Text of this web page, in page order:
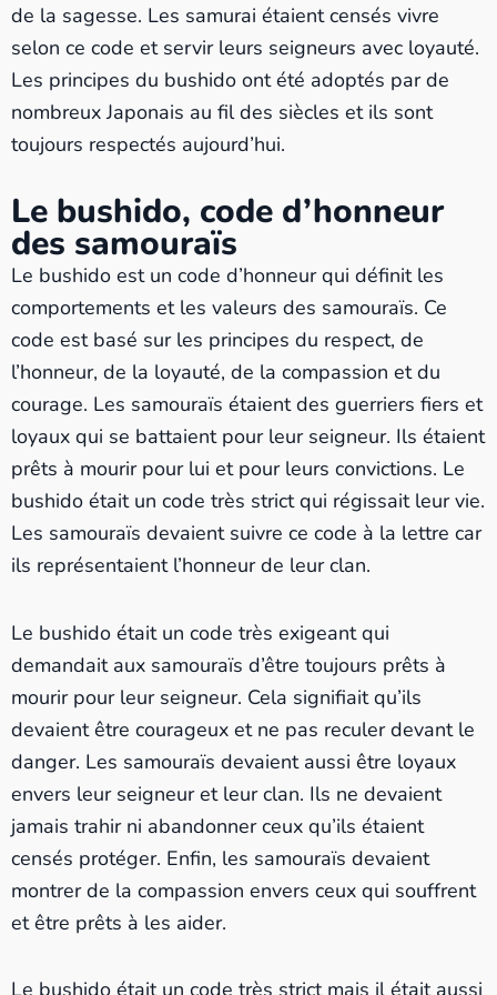
de la sagesse. Les samurai étaient censés vivre
selon ce code et servir leurs seigneurs avec loyauté.
Les principes du bushido ont été adoptés par de
nombreux Japonais au fil des siècles et ils sont
toujours respectés aujourd’hui.
Le bushido, code d’honneur
des samouraïs
Le bushido est un code d’honneur qui définit les
comportements et les valeurs des samouraïs. Ce
code est basé sur les principes du respect, de
l’honneur, de la loyauté, de la compassion et du
courage. Les samouraïs étaient des guerriers fiers et
loyaux qui se battaient pour leur seigneur. Ils étaient
prêts à mourir pour lui et pour leurs convictions. Le
bushido était un code très strict qui régissait leur vie.
Les samouraïs devaient suivre ce code à la lettre car
ils représentaient l’honneur de leur clan.
Le bushido était un code très exigeant qui
demandait aux samouraïs d’être toujours prêts à
mourir pour leur seigneur. Cela signifiait qu’ils
devaient être courageux et ne pas reculer devant le
danger. Les samouraïs devaient aussi être loyaux
envers leur seigneur et leur clan. Ils ne devaient
jamais trahir ni abandonner ceux qu’ils étaient
censés protéger. Enfin, les samouraïs devaient
montrer de la compassion envers ceux qui souffrent
et être prêts à les aider.